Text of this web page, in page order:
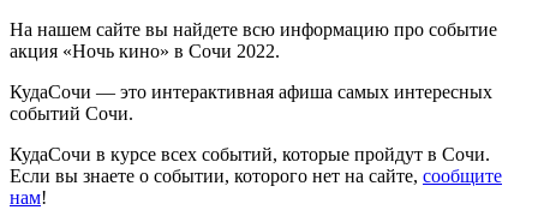
На нашем сайте вы найдете всю информацию про событие
акция «Ночь кино» в Сочи 2022.
КудаСочи — это интерактивная афиша самых интересных
событий Сочи.
КудаСочи в курсе всех событий, которые пройдут в Сочи.
Если вы знаете о событии, которого нет на сайте, сообщите
нам!